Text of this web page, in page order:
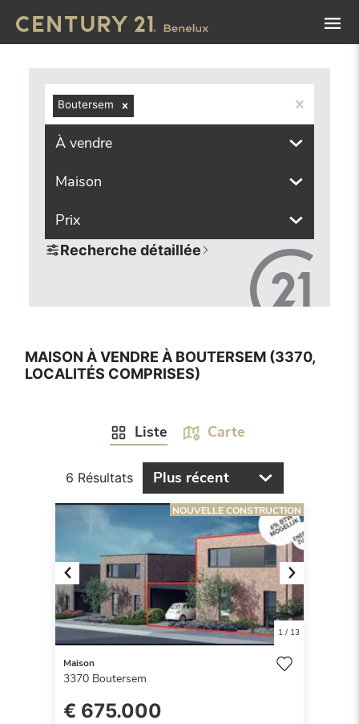
Boutersem
À vendre
Maison
Prix
Recherche détaillée
MAISON À VENDRE À BOUTERSEM (3370,
LOCALITÉS COMPRISES)
Liste Carte
6 Résultats Plus récent
Previous Next
1/ 13
NOUVELLE CONSTRUCTION
Maison
3370 Boutersem
€ 675.000